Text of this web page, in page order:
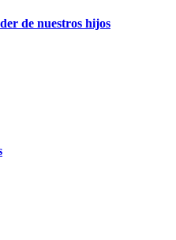
de nuestros hijos